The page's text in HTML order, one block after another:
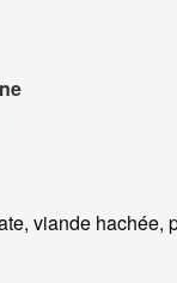
viande hachée,